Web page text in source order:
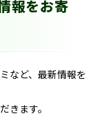
報をお寄
など、最新情報を
きます。